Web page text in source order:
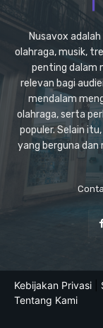
Nusavox
olahraga, musik,
penting dalam
relevan bagi
mendalam
olahraga, serta
populer. Selain
yang berguna dan
Kebijakan Privasi
Tentang Kami